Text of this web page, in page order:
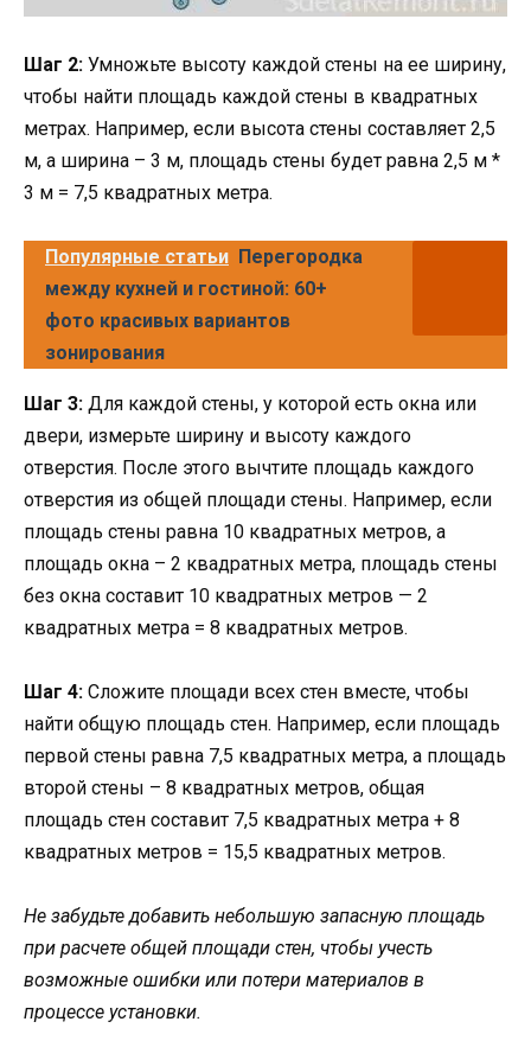
Шаг 2: Умножьте высоту каждой стены на ее ширину,
чтобы найти площадь каждой стены в квадратных
метрах. Например, если высота стены составляет 2,5
м, а ширина – 3 м, площадь стены будет равна 2,5 м *
3 м = 7,5 квадратных метра.
Популярные статьи Перегородка
между кухней и гостиной: 60+
фото красивых вариантов
зонирования
Шаг 3: Для каждой стены, у которой есть окна или
двери, измерьте ширину и высоту каждого
отверстия. После этого вычтите площадь каждого
отверстия из общей площади стены. Например, если
площадь стены равна 10 квадратных метров, а
площадь окна – 2 квадратных метра, площадь стены
без окна составит 10 квадратных метров — 2
квадратных метра = 8 квадратных метров.
Шаг 4: Сложите площади всех стен вместе, чтобы
найти общую площадь стен. Например, если площадь
первой стены равна 7,5 квадратных метра, а площадь
второй стены – 8 квадратных метров, общая
площадь стен составит 7,5 квадратных метра + 8
квадратных метров = 15,5 квадратных метров.
Не забудьте добавить небольшую запасную площадь
при расчете общей площади стен, чтобы учесть
возможные ошибки или потери материалов в
процессе установки.